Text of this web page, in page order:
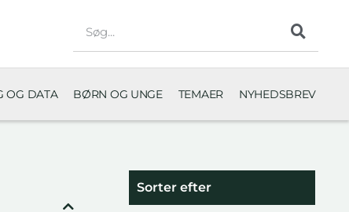
OG DATA BØRN OG UNGE TEMAER NYHEDSBREV
Sorter efter